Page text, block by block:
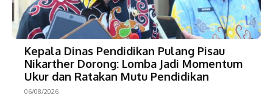
Kepala Dinas Pendidikan Pulang Pisau
Nikarther Dorong: Lomba Jadi Momentum
Ukur dan Ratakan Mutu Pendidikan
06/08/2026